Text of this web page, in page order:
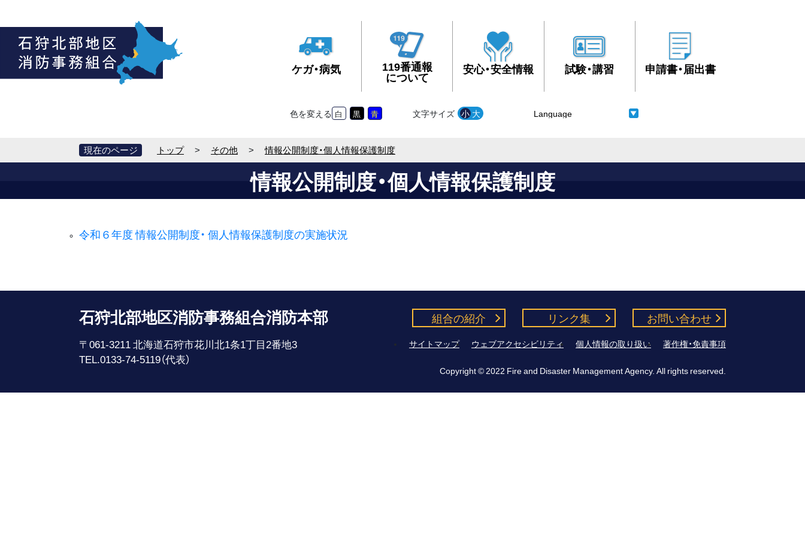
ケガ・病気 119番通報
について
安心・安全情報 試験・講習 申請書・届出書
文字サイズ 小 大
色を変える 白 黒 青
現在のページ トップ > その他 > 情報公開制度・個人情報保護制度
情報公開制度・個人情報保護制度
令和６年度­ 情報公開­制度・ 個­人情報保護­制度の実施­状況
石狩北部地区消防事務組合消防本部
〒061-3211 北海道石狩市花川北1条1丁目2番地3
TEL.0133-74-5119（代表）
組合の紹介 リンク集 お問い合わせ
サイトマップ ウェブアクセシビリティ 個人情報の取り扱い 著作権・免責事項
Copyright © 2022 Fire and Disaster Management Agency. All rights reserved.